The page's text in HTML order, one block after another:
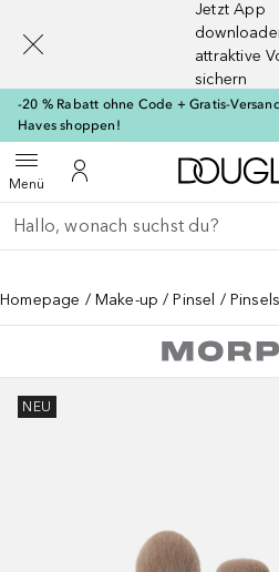
Jetzt App
attraktive
sichern
-20 % Rabatt ohne Code + Gratis-
Haves shoppen!
MenüMenü öffnenZu Meinem Kundenkonto
Gehe zurück
Suche ausführen
Homepage Make-up Pinsel
NEU
[navigation.slideout.screenreader]